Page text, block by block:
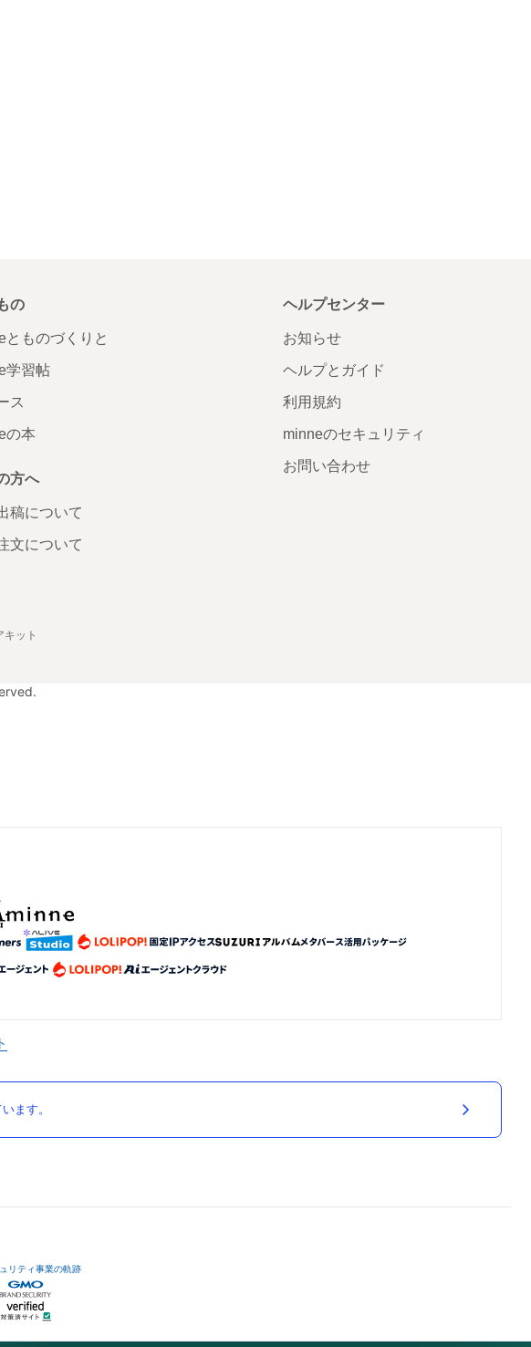
の
とものづくりと
学習帖
ス
の本
方へ
稿について
文について
ヘルプセンター
お知らせ
ヘルプとガイド
利用規約
minneのセキュリティ
お問い合わせ
キット
ます。
リティ事業の軌跡